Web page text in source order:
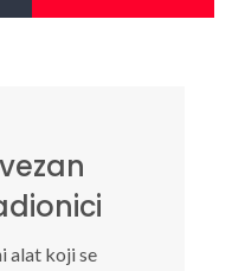
alat koji se